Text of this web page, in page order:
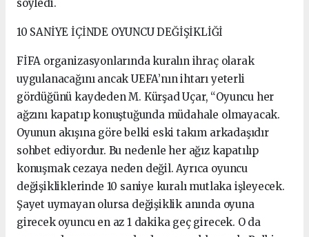
söyledi.
10 SANİYE İÇİNDE OYUNCU DEĞİŞİKLİĞİ
FİFA organizasyonlarında kuralın ihraç olarak
uygulanacağını ancak UEFA’nın ihtarı yeterli
gördüğünü kaydeden M. Kürşad Uçar, “Oyuncu her
ağzını kapatıp konuştuğunda müdahale olmayacak.
Oyunun akışına göre belki eski takım arkadaşıdır
sohbet ediyordur. Bu nedenle her ağız kapatılıp
konuşmak cezaya neden değil. Ayrıca oyuncu
değişikliklerinde 10 saniye kuralı mutlaka işleyecek.
Şayet uymayan olursa değişiklik anında oyuna
girecek oyuncu en az 1 dakika geç girecek. O da